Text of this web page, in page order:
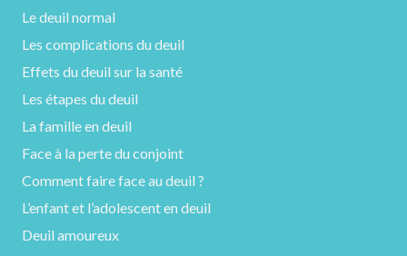
Le deuil normal
Les complications du deuil
Effets du deuil sur la santé
Les étapes du deuil
La famille en deuil
Face à la perte du conjoint
Comment faire face au deuil ?
L’enfant et l’adolescent en deuil
Deuil amoureux